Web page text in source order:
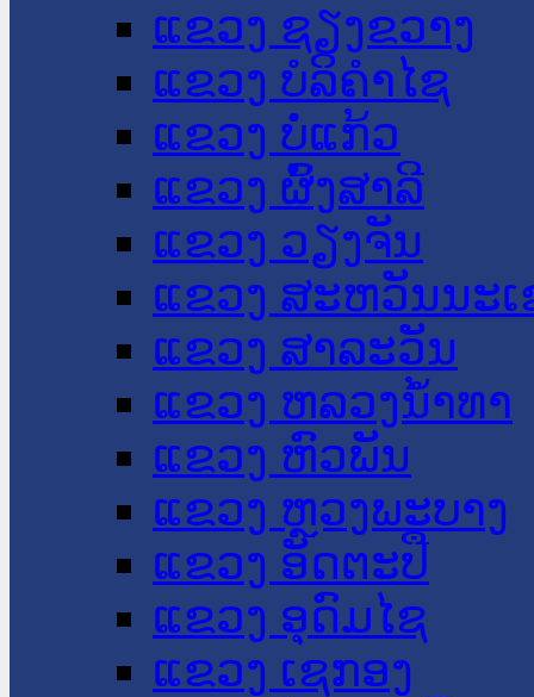
ແຂວງ ຊຽງຂວາງ
ແຂວງ ບໍລິຄໍາໄຊ
ແຂວງ ບໍ່ແກ້ວ
ແຂວງ ຜົ້ງສາລີ
ແຂວງ ວຽງຈັນ
ແຂວງ ສະຫວັນນະ
ແຂວງ ສາລະວັນ
ແຂວງ ຫລວງນໍ້າທາ
ແຂວງ ຫົວພັນ
ແຂວງ ຫຼວງພະບາງ
ແຂວງ ອັດຕະປື
ແຂວງ ອຸດົມໄຊ
ແຂວງ ເຊກອງ